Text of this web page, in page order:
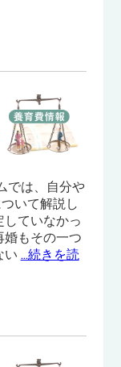
では、自分や
いて解説し
していなかっ
婚もその一つ
い …続きを読